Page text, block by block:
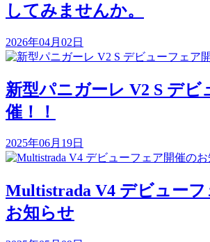
してみませんか。
2026年04月02日
新型パニガーレ V2 S デビ
催！！
2025年06月19日
Multistrada V4 デビュー
お知らせ